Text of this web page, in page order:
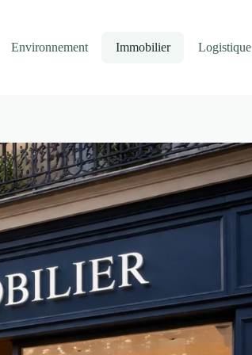
Environnement Immobilier Logistique